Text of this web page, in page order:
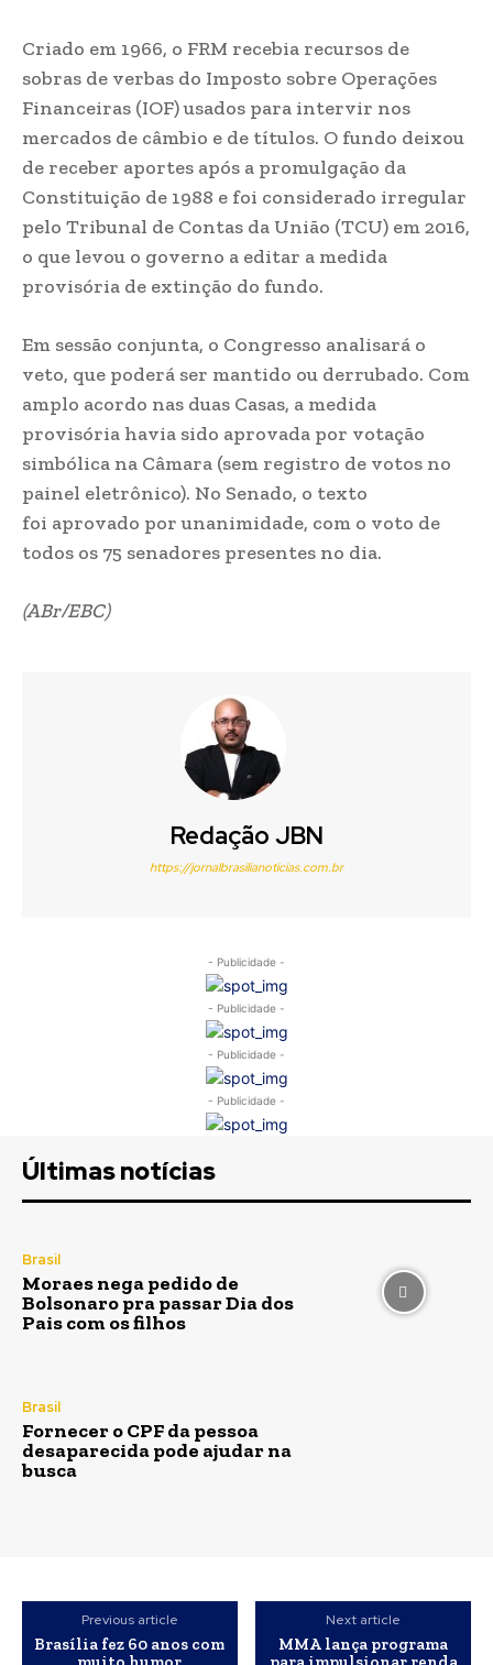
Criado em 1966, o FRM recebia recursos de
sobras de verbas do Imposto sobre Operações
Financeiras (IOF) usados para intervir nos
mercados de câmbio e de títulos. O fundo deixou
de receber aportes após a promulgação da
Constituição de 1988 e foi considerado irregular
pelo Tribunal de Contas da União (TCU) em 2016,
o que levou o governo a editar a medida
provisória de extinção do fundo.
Em sessão conjunta, o Congresso analisará o
veto, que poderá ser mantido ou derrubado. Com
amplo acordo nas duas Casas, a medida
provisória havia sido aprovada por votação
simbólica na Câmara (sem registro de votos no
painel eletrônico). No Senado, o texto
foi aprovado por unanimidade, com o voto de
todos os 75 senadores presentes no dia.
(ABr/EBC)
Redação JBN
https://jornalbrasilianoticias.com.br
- Publicidade -
- Publicidade -
- Publicidade -
- Publicidade -
Últimas notícias
Brasil
Moraes nega pedido de
Bolsonaro pra passar Dia dos
Pais com os filhos
Brasil
Fornecer o CPF da pessoa
desaparecida pode ajudar na
busca
Previous article
Brasília fez 60 anos com
Next article
MMA lança programa